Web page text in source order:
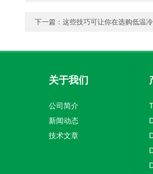
下一篇： 这些技巧可让你在选购低温
关于我们
公司简介
新闻动态
技术文章